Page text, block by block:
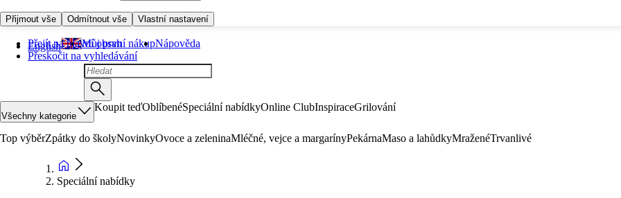
Přijmout vše Odmítnout vše Vlastní nastavení
Přejít na hlavní obsah
Přeskočit na vyhledávání
English Můj první nákupNápověda
Všechny kategorie
Koupit teďOblíbenéSpeciální nabídkyOnline ClubInspiraceGrilování
Top výběrZpátky do školyNovinkyOvoce a zeleninaMléčné, vejce a margarínyPekárnaMaso a lahůdkyMraženéTrvanlivé
Speciální nabídky